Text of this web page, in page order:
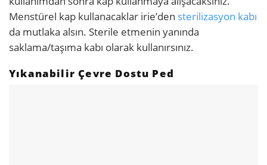
Menstürel kap kullanacaklar irie’den sterilizasyon kabı
da mutlaka alsın. Sterile etmenin yanında
saklama/taşıma kabı olarak kullanırsınız.
Yıkanabilir Çevre Dostu Ped